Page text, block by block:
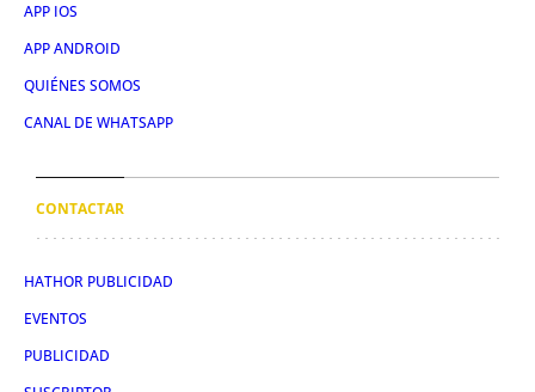
APP IOS
APP ANDROID
QUIÉNES SOMOS
CANAL DE WHATSAPP
CONTACTAR
HATHOR PUBLICIDAD
EVENTOS
PUBLICIDAD